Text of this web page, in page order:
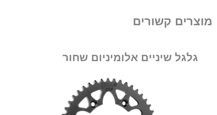
מוצרים קשורים
גלגל שיניים אלומיניום שחור